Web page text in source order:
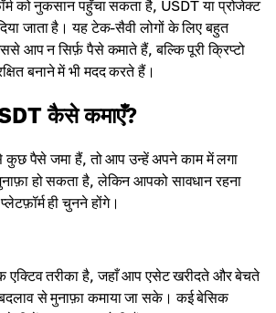
को नुकसान पहुँचा सकता है, USDT या प्रोजेक्ट
जाता है। यह टेक-सैवी लोगों के लिए बहुत
आप न सिर्फ़ पैसे कमाते हैं, बल्कि पूरी क्रिप्टो
बनाने में भी मदद करते हैं।
कैसे कमाएँ?
पैसे जमा हैं, तो आप उन्हें अपने काम में लगा
हो सकता है, लेकिन आपको सावधान रहना
ही चुनने होंगे।
एक्टिव तरीका है, जहाँ आप एसेट खरीदते और बेचते
से मुनाफ़ा कमाया जा सके। कई बेसिक